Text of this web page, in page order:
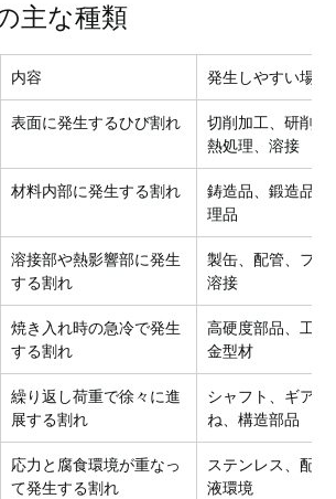
主な種類
内容 発生しやすい場面
表面に発生するひび割れ
切削加工、研削加
熱処理、溶接
材料内部に発生する割れ
鋳造品、鍛造品、
理品
溶接部や熱影響部に発生
する割れ
製缶、配管、フレ
溶接
焼き入れ時の急冷で発生
する割れ
高硬度部品、工具
金型材
繰り返し荷重で徐々に進
展する割れ
シャフト、ギア、
ね、構造部品
応力と腐食環境が重なっ
て発生する割れ
ステンレス、配管
液環境